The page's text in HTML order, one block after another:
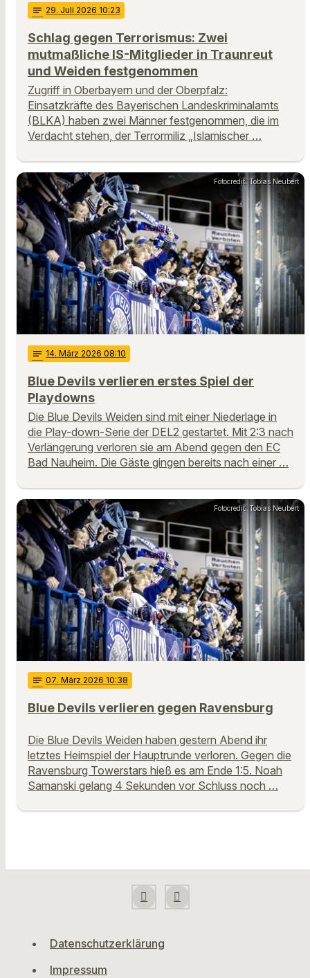
notes 29. Juli 2026 10:23
Schlag gegen Terrorismus: Zwei
mutmaßliche IS-Mitglieder in Traunreut
und Weiden festgenommen
Zugriff in Oberbayern und der Oberpfalz:
Einsatzkräfte des Bayerischen Landeskriminalamts
(BLKA) haben zwei Männer festgenommen, die im
Verdacht stehen, der Terrormiliz „Islamischer …
Fotocredit: Tobias Neubert
notes 14. März 2026 08:10
Blue Devils verlieren erstes Spiel der
Playdowns
Die Blue Devils Weiden sind mit einer Niederlage in
die Play-down-Serie der DEL2 gestartet. Mit 2:3 nach
Verlängerung verloren sie am Abend gegen den EC
Bad Nauheim. Die Gäste gingen bereits nach einer …
Fotocredit: Tobias Neubert
notes 07. März 2026 10:38
Blue Devils verlieren gegen Ravensburg
Die Blue Devils Weiden haben gestern Abend ihr
letztes Heimspiel der Hauptrunde verloren. Gegen die
Ravensburg Towerstars hieß es am Ende 1:5. Noah
Samanski gelang 4 Sekunden vor Schluss noch …
Datenschutzerklärung
Impressum